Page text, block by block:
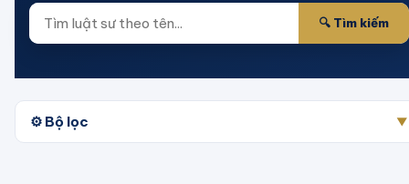
🔍 Tìm kiếm
⚙️ Bộ lọc ▼